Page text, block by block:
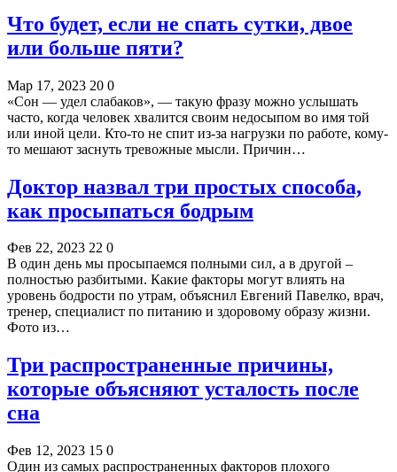
Что будет, если не спать сутки, двое
или больше пяти?
Мар 17, 2023 20 0
«Сон — удел слабаков», — такую фразу можно услышать
часто, когда человек хвалится своим недосыпом во имя той
или иной цели. Кто-то не спит из-за нагрузки по работе, кому-
то мешают заснуть тревожные мысли. Причин…
Доктор назвал три простых способа,
как просыпаться бодрым
Фев 22, 2023 22 0
В один день мы просыпаемся полными сил, а в другой –
полностью разбитыми. Какие факторы могут влиять на
уровень бодрости по утрам, объяснил Евгений Павелко, врач,
тренер, специалист по питанию и здоровому образу жизни.
Фото из…
Три распространенные причины,
которые объясняют усталость после
сна
Фев 12, 2023 15 0
Один из самых распространенных факторов плохого